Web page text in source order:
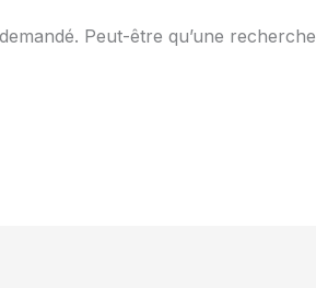
Peut-être qu’une recherche